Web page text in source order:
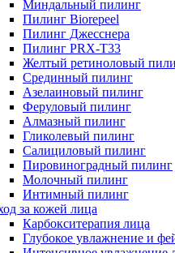
Миндальный пилинг
Пилинг Biorepeel
Пилинг Джесснера
Пилинг PRX-T33
Желтый ретиноловый
Срединный пилинг
Азелаиновый пилинг
Феруловый пилинг
Алмазный пилинг
Гликолевый пилинг
Салициловый пилинг
Пировиноградный пилинг
Молочный пилинг
Интимный пилинг
за кожей лица
Карбокситерапия лица
Глубокое увлажнение и